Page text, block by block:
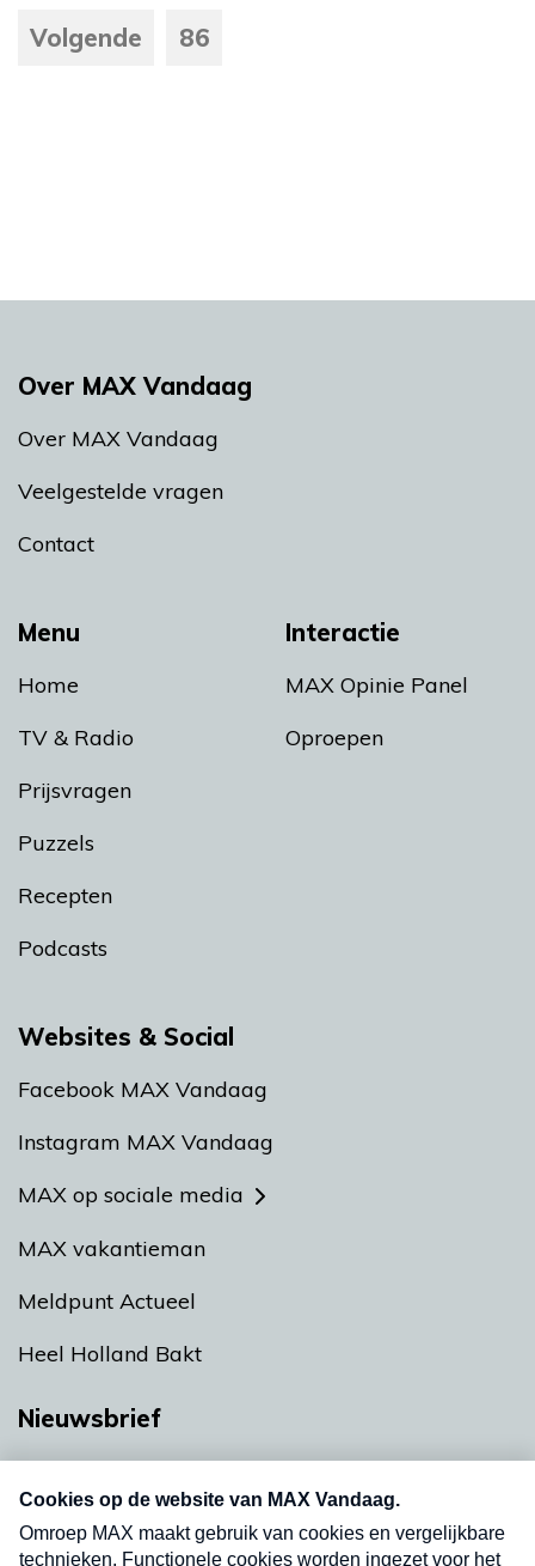
Volgende 86
Menu
Home
TV & Radio
Prijsvragen
Puzzels
Recepten
Podcasts
Interactie
MAX Opinie Panel
Oproepen
Over MAX Vandaag
Over MAX Vandaag
Veelgestelde vragen
Contact
Websites & Social
Facebook MAX Vandaag
Instagram MAX Vandaag
MAX op sociale media
MAX vakantieman
Meldpunt Actueel
Heel Holland Bakt
Nieuwsbrief
nieuwsbrief. Elke vrijdag- en dinsdagochtend in
uw mailbox.